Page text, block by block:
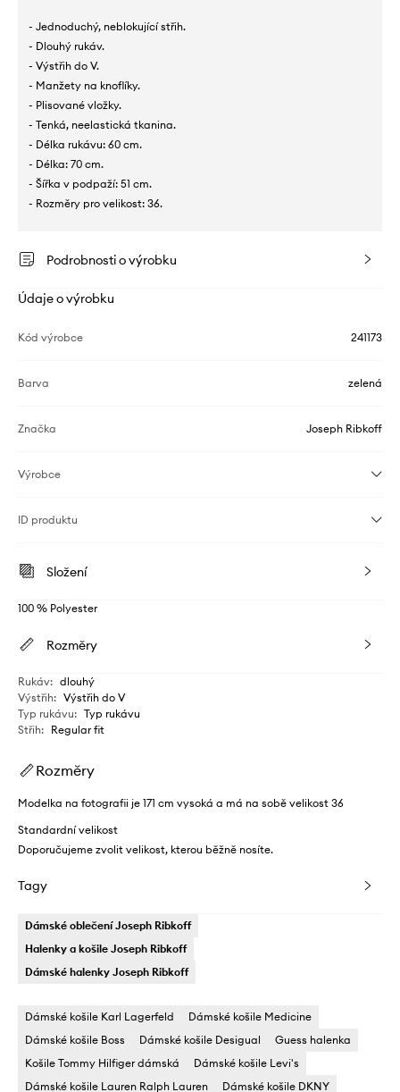
- Jednoduchý, neblokující střih.
- Dlouhý rukáv.
- Výstřih do V.
- Manžety na knoflíky.
- Plisované vložky.
- Tenká, neelastická tkanina.
- Délka rukávu: 60 cm.
- Délka: 70 cm.
- Šířka v podpaží: 51 cm.
- Rozměry pro velikost: 36.
Podrobnosti o výrobku
Údaje o výrobku
Kód výrobce 241173
Barva zelená
Značka Joseph Ribkoff
Výrobce
ID produktu
Složení
100 % Polyester
Rozměry
Rukáv: dlouhý
Výstřih: Výstřih do V
Typ rukávu: Typ rukávu
Střih: Regular fit
Rozměry
Modelka na fotografii je 171 cm vysoká a má na sobě velikost 36
Standardní velikost
Doporučujeme zvolit velikost, kterou běžně nosíte.
Tagy
Dámské oblečení Joseph Ribkoff
Halenky a košile Joseph Ribkoff
Dámské halenky Joseph Ribkoff
Dámské košile Karl Lagerfeld
Dámské košile Medicine
Dámské košile Boss
Dámské košile Desigual
Guess halenka
Košile Tommy Hilfiger dámská
Dámské košile Levi's
Dámské košile Lauren Ralph Lauren
Dámské košile DKNY